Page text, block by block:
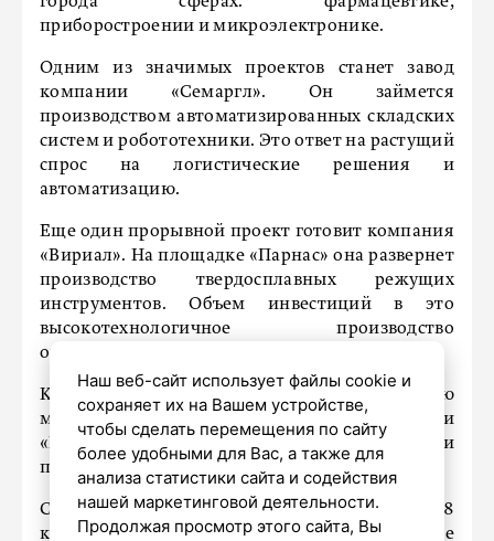
приборостроении и микроэлектронике.
Одним из значимых проектов станет завод
компании «Семаргл». Он займется
производством автоматизированных складских
систем и робототехники. Это ответ на растущий
спрос на логистические решения и
автоматизацию.
Еще один прорывной проект готовит компания
«Вириал». На площадке «Парнас» она развернет
производство твердосплавных режущих
инструментов. Объем инвестиций в это
высокотехнологичное производство
оценивается в 3,5 миллиарда рублей.
Как отмечает Ситов, именно выход на полную
мощность предприятий на «Новоорловской» и
«Нойдорф» даст синергетический эффект и
позволит удвоить число вакансий.
Сегодня статус резидентов ОЭЗ имеют 68
компаний, а их совокупные инвестиционные
Наш веб-сайт использует файлы cookie и
сохраняет их на Вашем устройстве,
чтобы сделать перемещения по сайту
более удобными для Вас, а также для
анализа статистики сайта и содействия
нашей маркетинговой деятельности.
Продолжая просмотр этого сайта, Вы